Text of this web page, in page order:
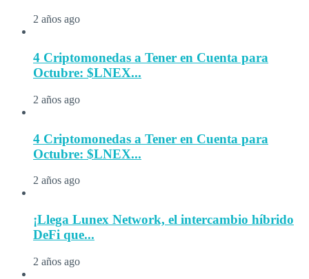
2 años ago
4 Criptomonedas a Tener en Cuenta para
Octubre: $LNEX...
2 años ago
4 Criptomonedas a Tener en Cuenta para
Octubre: $LNEX...
2 años ago
¡Llega Lunex Network, el intercambio híbrido
DeFi que...
2 años ago